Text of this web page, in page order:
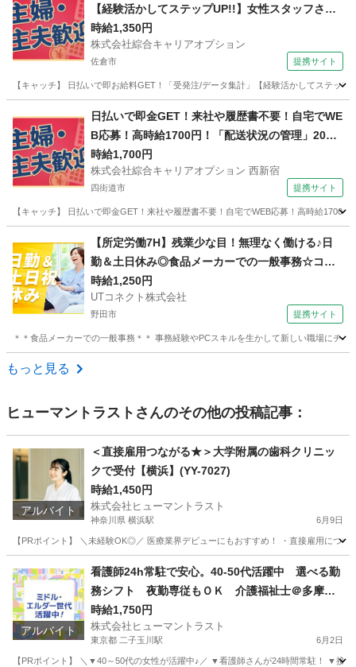
【経験活かしてステップUP!!】女性スタッフさん
も活躍中♪ウレシイ☆土日祝休♪高時給1350円！
時給1,350円
株式会社綜合キャリアオプション
佐倉市 提携サイト
【キャッチ】 日払いで即お給料GET！「受発注/データ集計」【経験活かしてステッ
一般事務
日払いで即金GET！来社や履歴書不要！自宅でWE
B応募！高時給1700円！「配送状況の管理」20代
～40代のスタッフさん中心に大活躍中！
時給1,700円
株式会社綜合キャリアオプション 西新宿
四街道市 提携サイト
【キャッチ】 日払いで即金GET！来社や履歴書不要！自宅でWEB応募！高時給
その他
【所定労働7H】残業少な目！無理なく働ける♪日
勤＆土日休み◎食品メーカーでの一般事務☆コツ
コツ作業◎簡単なPCデータ入力・電話応対など◎
車・バイク通勤OK【社宅費補助あり】＜茨城県坂
東市＞
時給1,250円
UTコネクト株式会社
野田市 提携サイト
＊＊食品メーカーでの一般事務＊＊ 事務経験やPCスキルを生かして新しい職場にチ
千葉 野田市
もっと見る
ヒューマントラスト さんのその他の投稿記事：
アルバイト
＜直接雇用つながる★＞大学附属の歯科クリニッ
クで受付【横浜】(YY-7027)
時給1,450円
株式会社ヒューマントラスト
神奈川県 横浜駅 6月9日
【PRポイント】 ＼未経験OK◎／ 医療業界デビューにもおすすめ！ ・直接雇用に
横浜駅 受付 ヒューマントラスト
アルバイト
看護師24h常駐で安心。40-50代活躍中 選べる勤
務シフト 夜勤専従もＯＫ 介護福祉士＠多摩堤
通り/鎌田四丁目(ES1W-3576)
時給1,750円
株式会社ヒューマントラスト
東京都 二子玉川駅 6月2日
【PRポイント】 ＼▼40～50代の女性が活躍中♪／ ▼看護師さんが24時間常駐！ ▼接